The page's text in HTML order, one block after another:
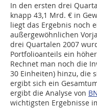
In den ersten drei
knapp 43,1 Mrd. € in
liegt das Ergebnis noch
außergewöhnlichen
drei Quartalen 2007
Portfolioanteils ein
Rechnet man noch die
30 Einheiten) hinzu, die
ergibt sich ein
ergibt die Analyse von
wichtigsten Ergebnisse